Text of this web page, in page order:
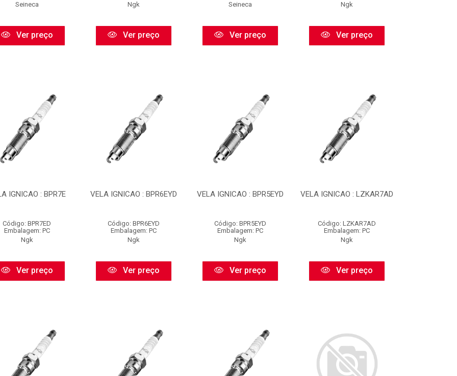
Seineca
Ver preço
Ngk
Ver preço
Seineca
Ver preço
Ngk
Ver preço
IGNICAO : BPR7E
Código: BPR7ED
Embalagem: PC
Ngk
Ver preço
VELA IGNICAO : BPR6EYD
Código: BPR6EYD
Embalagem: PC
Ngk
Ver preço
VELA IGNICAO : BPR5EYD
Código: BPR5EYD
Embalagem: PC
Ngk
Ver preço
VELA IGNICAO : LZKAR7AD
Código: LZKAR7AD
Embalagem: PC
Ngk
Ver preço